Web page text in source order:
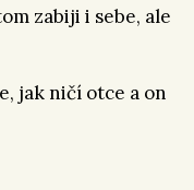
zabiji i sebe, ale
jak ničí otce a on